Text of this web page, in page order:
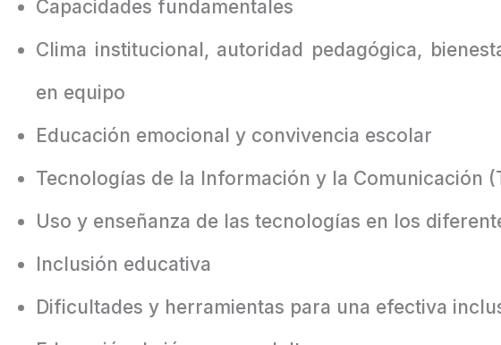
Capacidades fundamentales
Clima institucional, autoridad pedagógica,
en equipo
Educación emocional y convivencia escolar
Tecnologías de la Información y la Comunicación
Uso y enseñanza de las tecnologías en los
Inclusión educativa
Dificultades y herramientas para una efectiva